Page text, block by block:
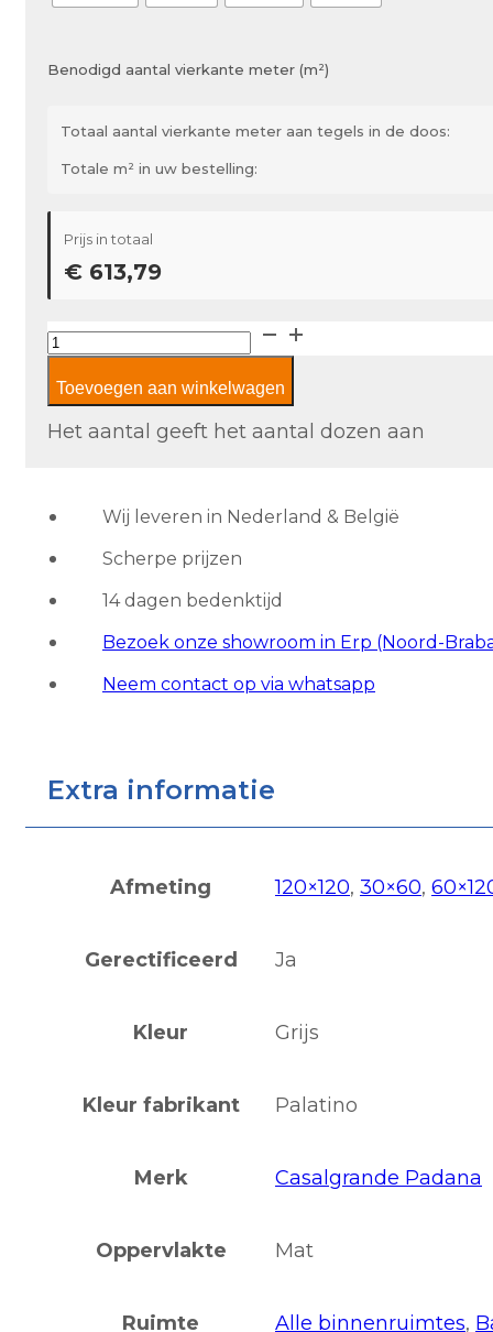
Benodigd aantal vierkante meter (m²)
Totaal aantal vierkante meter aan tegels in de doos:
Totale m² in uw bestelling:
Prijs in totaal
€ 613,79
Casalgrande
Padana
Pietra
Tiburtina
aantal
Toevoegen aan winkelwagen
Het aantal geeft het aantal dozen aan
Wij leveren in Nederland & België
Scherpe prijzen
14 dagen bedenktijd
Bezoek onze showroom in Erp (Noord-
Neem contact op via whatsapp
Extra informatie
Afmeting 120×120, 30×60,
Gerectificeerd Ja
Kleur Grijs
Kleur fabrikant Palatino
Merk Casalgrande Padana
Oppervlakte Mat
Ruimte Alle binnenruimtes,